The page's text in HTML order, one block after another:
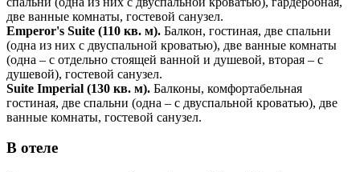
две ванные комнаты, гостевой санузел.
Emperor's Suite (110 кв. м). Балкон, гостиная, две спальни
(одна из них с двуспальной кроватью), две ванные комнаты
(одна – с отдельно стоящей ванной и душевой, вторая – с
душевой), гостевой санузел.
Suite Imperial (130 кв. м). Балконы, комфортабельная
гостиная, две спальни (одна – с двуспальной кроватью), две
ванные комнаты, гостевой санузел.
В отеле